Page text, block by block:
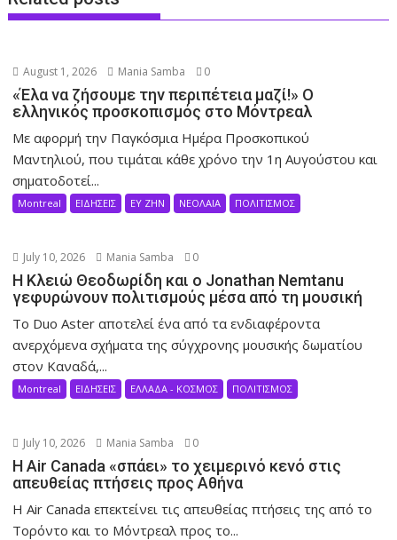
August 1, 2026 Mania Samba 0
«Έλα να ζήσουμε την περιπέτεια μαζί!» Ο
ελληνικός προσκοπισμός στο Μόντρεαλ
Με αφορμή την Παγκόσμια Ημέρα Προσκοπικού
Μαντηλιού, που τιμάται κάθε χρόνο την 1η Αυγούστου και
σηματοδοτεί...
Montreal ΕΙΔΗΣΕΙΣ ΕΥ ΖΗΝ ΝΕΟΛΑΙΑ ΠΟΛΙΤΙΣΜΟΣ
July 10, 2026 Mania Samba 0
Η Κλειώ Θεοδωρίδη και ο Jonathan Nemtanu
γεφυρώνουν πολιτισμούς μέσα από τη μουσική
Το Duo Aster αποτελεί ένα από τα ενδιαφέροντα
ανερχόμενα σχήματα της σύγχρονης μουσικής δωματίου
στον Καναδά,...
Montreal ΕΙΔΗΣΕΙΣ ΕΛΛΑΔΑ - ΚΟΣΜΟΣ ΠΟΛΙΤΙΣΜΟΣ
July 10, 2026 Mania Samba 0
Η Air Canada «σπάει» το χειμερινό κενό στις
απευθείας πτήσεις προς Αθήνα
Η Air Canada επεκτείνει τις απευθείας πτήσεις της από το
Τορόντο και το Μόντρεαλ προς το...